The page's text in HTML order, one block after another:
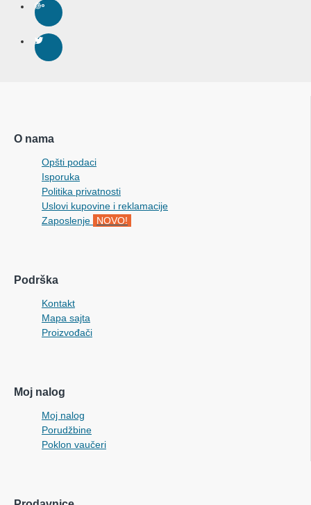
O nama
Opšti podaci
Isporuka
Politika privatnosti
Uslovi kupovine i reklamacije
Zaposlenje
NOVO!
Podrška
Kontakt
Mapa sajta
Proizvođači
Moj nalog
Moj nalog
Porudžbine
Poklon vaučeri